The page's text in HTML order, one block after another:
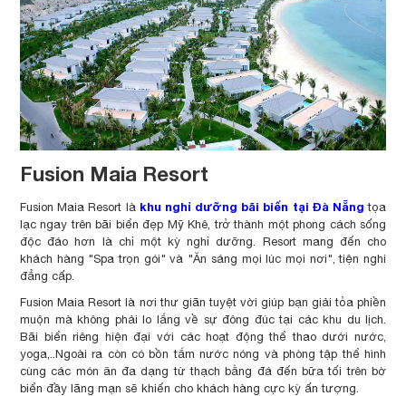
Fusion Maia Resort
Fusion Maia Resort là khu nghỉ dưỡng bãi biển tại Đà Nẵng tọa
lạc ngay trên bãi biển đẹp Mỹ Khê, trở thành một phong cách sống
độc đáo hơn là chỉ một kỳ nghỉ dưỡng. Resort mang đến cho
khách hàng "Spa trọn gói" và "Ăn sáng mọi lúc mọi nơi", tiện nghi
đẳng cấp.
Fusion Maia Resort là nơi thư giãn tuyệt vời giúp bạn giải tỏa phiền
muộn mà không phải lo lắng về sự đông đúc tại các khu du lịch.
Bãi biển riêng hiện đại với các hoạt động thể thao dưới nước,
yoga,..Ngoài ra còn có bồn tắm nước nóng và phòng tập thể hình
cùng các món ăn đa dạng từ thạch bằng đá đến bữa tối trên bờ
biển đầy lãng mạn sẽ khiến cho khách hàng cực kỳ ấn tượng.